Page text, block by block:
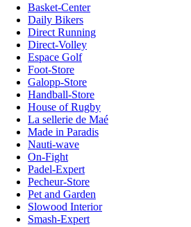
Basket-Center
Daily Bikers
Direct Running
Direct-Volley
Espace Golf
Foot-Store
Galopp-Store
Handball-Store
House of Rugby
La sellerie de Maé
Made in Paradis
Nauti-wave
On-Fight
Padel-Expert
Pecheur-Store
Pet and Garden
Slowood Interior
Smash-Expert